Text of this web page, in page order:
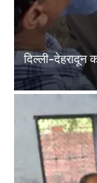
दिल्ली-देहरादून